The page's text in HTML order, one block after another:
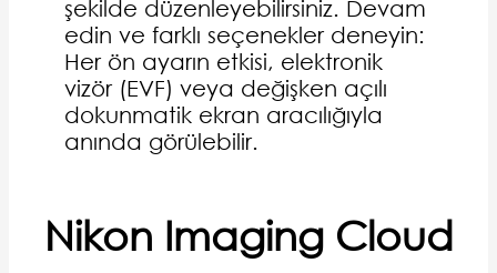
şekilde düzenleyebilirsiniz. Devam
edin ve farklı seçenekler deneyin:
Her ön ayarın etkisi, elektronik
vizör (EVF) veya değişken açılı
dokunmatik ekran aracılığıyla
anında görülebilir.
Nikon Imaging Cloud